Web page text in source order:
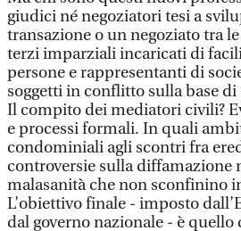
giudici né negoziatori tesi a
transazione o un negoziato tra
terzi imparziali incaricati di
persone e rappresentanti di
soggetti in conflitto sulla base
Il compito dei mediatori civili?
e processi formali. In quali
condominiali agli scontri fra
controversie sulla diffamazione
malasanità che non sconfinino
L’obiettivo finale - imposto
dal governo nazionale - è quello